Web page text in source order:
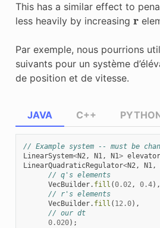
This has a similar effect to
less heavily by increasing r
Par exemple, nous pourrions
suivants pour un système
de position et de vitesse.
JAVA
// Example system -- must be
LinearSystem<N2, N1, N1>
LinearQuadraticRegulator<N2, N1,
// q's elements
VecBuilder. fill (0.02, 0.4),
// r's elements
VecBuilder. fill ( 12.0),
// our dt
0.020);
C++